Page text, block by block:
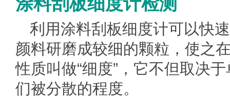
利用涂料刮板细度计可以快
颜料研磨成较细的颗粒，使之
性质叫做“细度”，它不但取决
们被分散的程度。